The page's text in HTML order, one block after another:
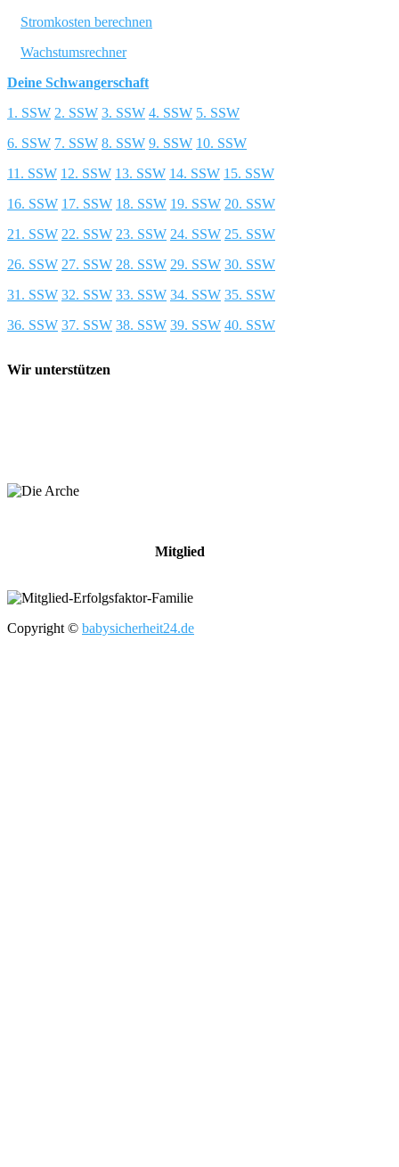
Stromkosten berechnen
Wachstumsrechner
Deine Schwangerschaft
1. SSW 2. SSW 3. SSW 4. SSW 5. SSW
6. SSW 7. SSW 8. SSW 9. SSW 10. SSW
11. SSW 12. SSW 13. SSW 14. SSW 15. SSW
16. SSW 17. SSW 18. SSW 19. SSW 20. SSW
21. SSW 22. SSW 23. SSW 24. SSW 25. SSW
26. SSW 27. SSW 28. SSW 29. SSW 30. SSW
31. SSW 32. SSW 33. SSW 34. SSW 35. SSW
36. SSW 37. SSW 38. SSW 39. SSW 40. SSW
Wir unterstützen
Mitglied
Copyright © babysicherheit24.de